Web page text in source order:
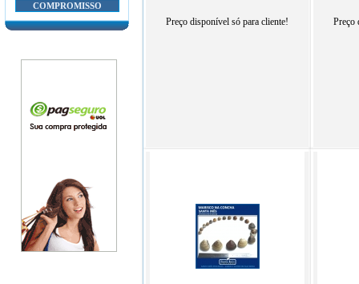
COMPROMISSO
Preço disponível só para cliente! Preço